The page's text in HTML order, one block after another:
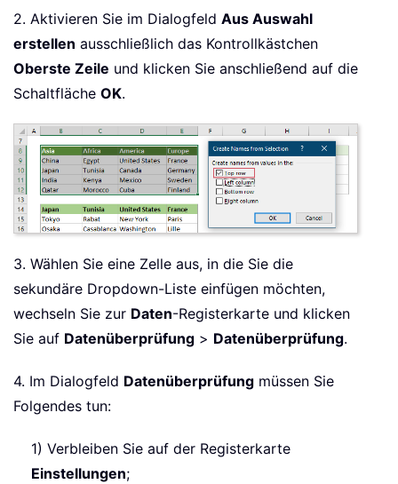
2. Aktivieren Sie im Dialogfeld Aus Auswahl
erstellen ausschließlich das Kontrollkästchen
Oberste Zeile und klicken Sie anschließend auf die
Schaltfläche OK.
3. Wählen Sie eine Zelle aus, in die Sie die
sekundäre Dropdown-Liste einfügen möchten,
wechseln Sie zur Daten-Registerkarte und klicken
Sie auf Datenüberprüfung > Datenüberprüfung.
4. Im Dialogfeld Datenüberprüfung müssen Sie
Folgendes tun:
1) Verbleiben Sie auf der Registerkarte
Einstellungen;